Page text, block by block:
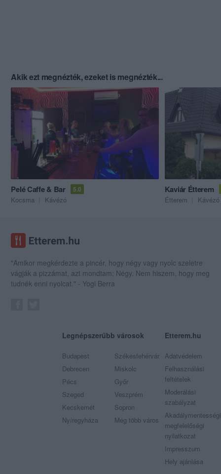
Akik ezt megnézték, ezeket is megnézték...
Pelé Caffe & Bar 5.0
Kocsma Kávézó
Kaviár Étterem
Étterem Kávézó
"Amikor megkérdezte a pincér, hogy négy vagy nyolc szeletre
vágják a pizzámat, azt mondtam; Négy. Nem hiszem, hogy meg
tudnék enni nyolcat." - Yogi Berra
Legnépszerűbb városok
Budapest
Debrecen
Pécs
Szeged
Kecskemét
Nyíregyháza
Székesfehérvár
Miskolc
Győr
Veszprém
Sopron
Még több város
Etterem.hu
Adatvédelem
Felhasználási
feltételek
Moderálási
szabályzat
Akadálymentességi
megfelelőségi
nyilatkozat
Impresszum
Hely ajánlása